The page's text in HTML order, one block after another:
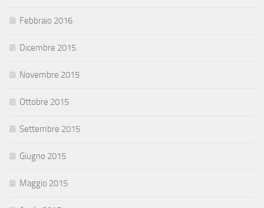
Febbraio 2016
Dicembre 2015
Novembre 2015
Ottobre 2015
Settembre 2015
Giugno 2015
Maggio 2015